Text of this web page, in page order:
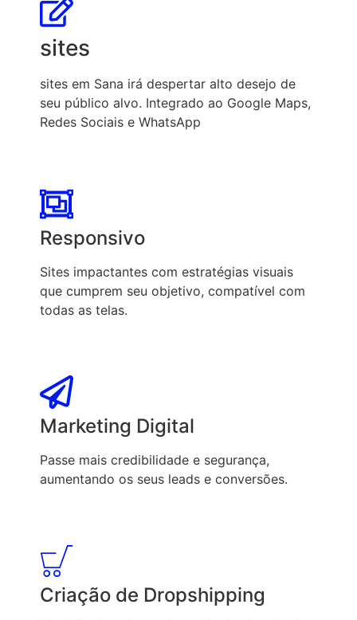
sites
sites em Sana irá despertar alto desejo de
seu público alvo. Integrado ao Google Maps,
Redes Sociais e WhatsApp
Responsivo
Sites impactantes com estratégias visuais
que cumprem seu objetivo, compatível com
todas as telas.
Marketing Digital
Passe mais credibilidade e segurança,
aumentando os seus leads e conversões.
Criação de Dropshipping